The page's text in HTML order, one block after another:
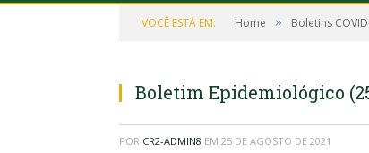
VOCÊ ESTÁ EM: Home » Boletins
Boletim Epidemiológico
POR CR2-ADMIN8 EM 25 DE AGOSTO DE 2021